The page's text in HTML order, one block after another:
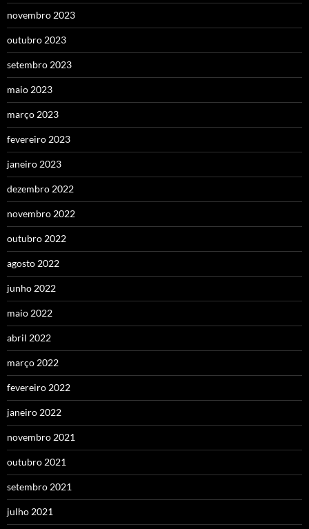
novembro 2023
outubro 2023
setembro 2023
maio 2023
março 2023
fevereiro 2023
janeiro 2023
dezembro 2022
novembro 2022
outubro 2022
agosto 2022
junho 2022
maio 2022
abril 2022
março 2022
fevereiro 2022
janeiro 2022
novembro 2021
outubro 2021
setembro 2021
julho 2021